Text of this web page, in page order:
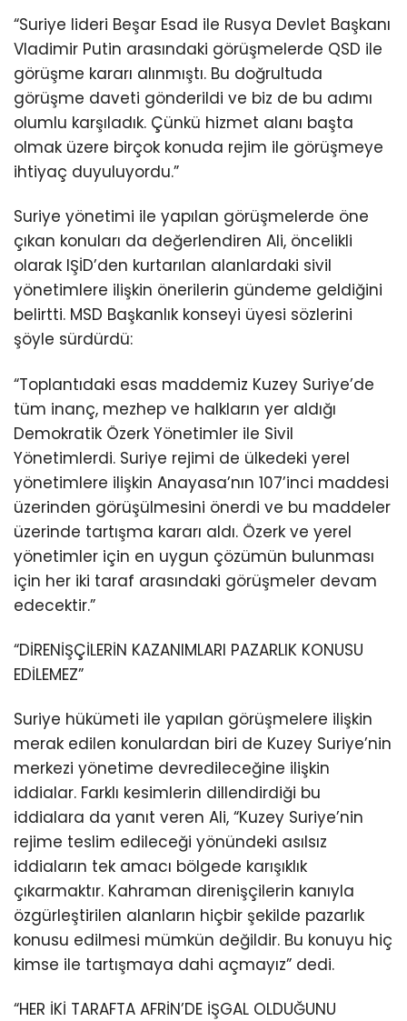
“Suriye lideri Beşar Esad ile Rusya Devlet Başkanı
Vladimir Putin arasındaki görüşmelerde QSD ile
görüşme kararı alınmıştı. Bu doğrultuda
görüşme daveti gönderildi ve biz de bu adımı
olumlu karşıladık. Çünkü hizmet alanı başta
olmak üzere birçok konuda rejim ile görüşmeye
ihtiyaç duyuluyordu.”
Suriye yönetimi ile yapılan görüşmelerde öne
çıkan konuları da değerlendiren Ali, öncelikli
olarak IŞİD’den kurtarılan alanlardaki sivil
yönetimlere ilişkin önerilerin gündeme geldiğini
belirtti. MSD Başkanlık konseyi üyesi sözlerini
şöyle sürdürdü:
“Toplantıdaki esas maddemiz Kuzey Suriye’de
tüm inanç, mezhep ve halkların yer aldığı
Demokratik Özerk Yönetimler ile Sivil
Yönetimlerdi. Suriye rejimi de ülkedeki yerel
yönetimlere ilişkin Anayasa’nın 107’inci maddesi
üzerinden görüşülmesini önerdi ve bu maddeler
üzerinde tartışma kararı aldı. Özerk ve yerel
yönetimler için en uygun çözümün bulunması
için her iki taraf arasındaki görüşmeler devam
edecektir.”
“DİRENİŞÇİLERİN KAZANIMLARI PAZARLIK KONUSU
EDİLEMEZ”
Suriye hükümeti ile yapılan görüşmelere ilişkin
merak edilen konulardan biri de Kuzey Suriye’nin
merkezi yönetime devredileceğine ilişkin
iddialar. Farklı kesimlerin dillendirdiği bu
iddialara da yanıt veren Ali, “Kuzey Suriye’nin
rejime teslim edileceği yönündeki asılsız
iddiaların tek amacı bölgede karışıklık
çıkarmaktır. Kahraman direnişçilerin kanıyla
özgürleştirilen alanların hiçbir şekilde pazarlık
konusu edilmesi mümkün değildir. Bu konuyu hiç
kimse ile tartışmaya dahi açmayız” dedi.
“HER İKİ TARAFTA AFRİN’DE İŞGAL OLDUĞUNU